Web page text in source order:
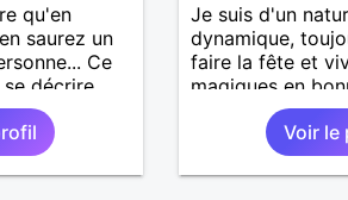
qu'en
saurez un
Ce
décrire
Je suis d'un
dynamique,
faire la fête et
magiques en
ciné, resto, bar-
bonne soirée en
Voir le